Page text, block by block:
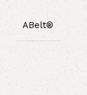
ABelt®